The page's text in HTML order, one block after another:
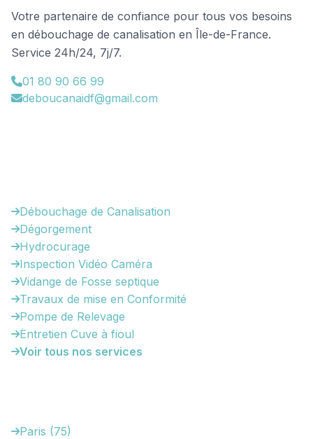
Votre partenaire de confiance pour tous vos besoins
en débouchage de canalisation en Île-de-France.
Service 24h/24, 7j/7.
01 80 90 66 99
deboucanaidf@gmail.com
Débouchage de Canalisation
Dégorgement
Hydrocurage
Inspection Vidéo Caméra
Vidange de Fosse septique
Travaux de mise en Conformité
Pompe de Relevage
Entretien Cuve à fioul
Voir tous nos services
Paris (75)